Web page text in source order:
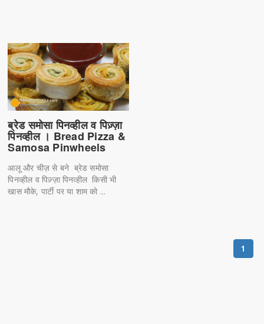
ब्रेड समोसा पिनव्हील व पिज़्ज़ा
पिनव्हील । Bread Pizza &
Samosa Pinwheels
आलू और चीज़ से बने ब्रेड समोसा
पिनव्हील व पिज़्ज़ा पिनव्हील किसी भी
खास मौके, पार्टी पर या शाम को ...
1